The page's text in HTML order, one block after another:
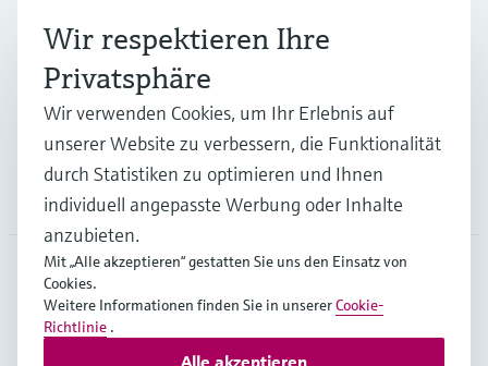
Branchen
Support
Unternehmen
GLB•Deutsch
Wir respektieren Ihre
Privatsphäre
Wir verwenden Cookies, um Ihr Erlebnis auf
unserer Website zu verbessern, die Funktionalität
durch Statistiken zu optimieren und Ihnen
individuell angepasste Werbung oder Inhalte
anzubieten.
Mit „Alle akzeptieren“ gestatten Sie uns den Einsatz von
Cookies.
Weitere Informationen finden Sie in unsererCookie-
Richtlinie .
Alle akzeptieren